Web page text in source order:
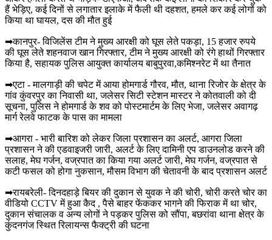
हैं भेड़िए, कई दिनों से लगातार इलाके में फैली थी दहशत, हमले कर कई लोगों को
किया था घायल, दस की मौत हुई
➡कानपुर- विजिलेंस टीम ने मुख्य आरक्षी को घूस लेते पकड़ा, 15 हजार रुपये
की घूस लेते शहनवाज खान गिरफ्तार, टीम ने मुख्य आरक्षी को रंगे हाथों गिरफ्तार
किया है, सहायक पुलिस आयुक्त कार्यालय बाबुपुरवा,कमिश्नरेट में था तैनात
➡एटा - मालगाड़ी की चपेट में आया होमगार्ड गौरव, मौत, थाना रिजोर के क्षेत्र के
गांव कुंवरपुर का निवासी था, जलेसर सिटी स्टेशन मास्टर ने कोतवाली को दी
सूचना, पुलिस ने होमगार्ड के शव को पोस्टमार्टम के लिए भेजा, जलेसर अवागढ़
मार्ग रेलवे फाटक के पास का मामला
➡आगरा - भारी बारिश को लेकर जिला प्रशासन का अलर्ट, आगरा जिला
प्रशासन ने की एडवाइजरी जारी, अलर्ट के लिए दामिनी एप डाउनलोड करने की
सलाह, मेघ गर्जन, वज्रपात का किया गया अलर्ट जारी, मेघ गर्जन, वज्रपात से
कटी फसल को होगा नुकसान, मौसम विभाग की चेतावनी के बाद प्रशासन अलर्ट
➡रायबरेली- दिनदहाड़े बियर की दुकान से युवक ने की चोरी, चोरी करते चोर का
वीडियो CCTV में हुआ कैद , पैसे बाहर फेंककर भागने की फिराक में था चोर,
दुकान संचालक व अन्य लोगों ने पड़कर पुलिस को सौंपा, बछरांवा थाना क्षेत्र के
कुंदनगंज स्थित रिलायन्स फैक्ट्री की घटना